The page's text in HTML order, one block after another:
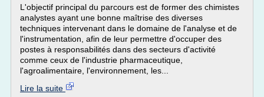
L'objectif principal du parcours est de former des chimistes
analystes ayant une bonne maîtrise des diverses
techniques intervenant dans le domaine de l'analyse et de
l'instrumentation, afin de leur permettre d'occuper des
postes à responsabilités dans des secteurs d'activité
comme ceux de l'industrie pharmaceutique,
l'agroalimentaire, l'environnement, les...
Lire la suite